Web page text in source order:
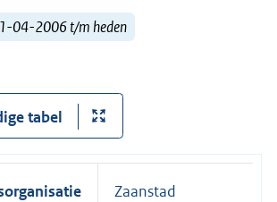
04-2006 t/m heden
tabel
Zaanstad